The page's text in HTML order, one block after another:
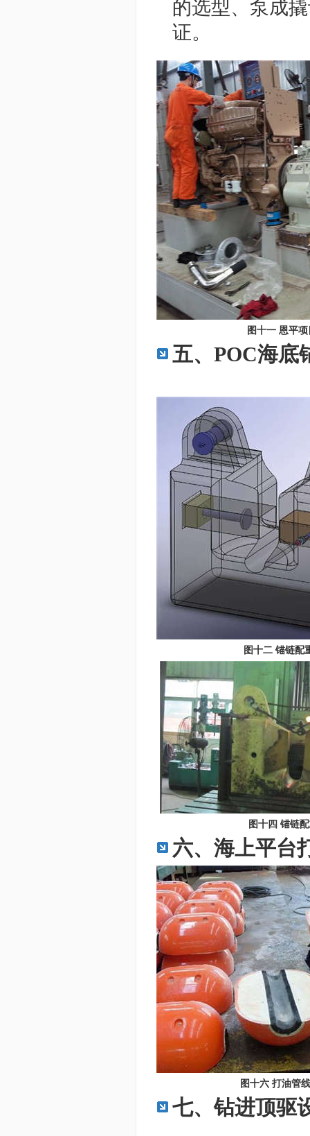
的选型、泵成
证。
图十一 恩平
五、POC海底
图十二 锚链配
图十四 锚链
六、海上平台
图十六 打油管
七、钻进顶驱